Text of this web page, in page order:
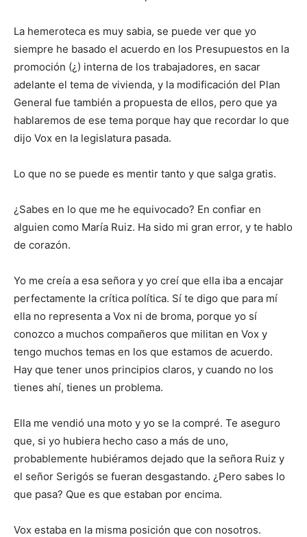
La hemeroteca es muy sabia, se puede ver que yo
siempre he basado el acuerdo en los Presupuestos en la
promoción (¿) interna de los trabajadores, en sacar
adelante el tema de vivienda, y la modificación del Plan
General fue también a propuesta de ellos, pero que ya
hablaremos de ese tema porque hay que recordar lo que
dijo Vox en la legislatura pasada.
Lo que no se puede es mentir tanto y que salga gratis.
¿Sabes en lo que me he equivocado? En confiar en
alguien como María Ruiz. Ha sido mi gran error, y te hablo
de corazón.
Yo me creía a esa señora y yo creí que ella iba a encajar
perfectamente la crítica política. Sí te digo que para mí
ella no representa a Vox ni de broma, porque yo sí
conozco a muchos compañeros que militan en Vox y
tengo muchos temas en los que estamos de acuerdo.
Hay que tener unos principios claros, y cuando no los
tienes ahí, tienes un problema.
Ella me vendió una moto y yo se la compré. Te aseguro
que, si yo hubiera hecho caso a más de uno,
probablemente hubiéramos dejado que la señora Ruiz y
el señor Serigós se fueran desgastando. ¿Pero sabes lo
que pasa? Que es que estaban por encima.
Vox estaba en la misma posición que con nosotros.